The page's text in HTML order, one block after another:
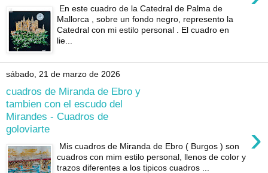
En este cuadro de la Catedral de Palma de
Mallorca , sobre un fondo negro, represento la
Catedral con mi estilo personal . El cuadro en
lie...
sábado, 21 de marzo de 2026
cuadros de Miranda de Ebro y
tambien con el escudo del
Mirandes - Cuadros de
goloviarte
›
Mis cuadros de Miranda de Ebro ( Burgos ) son
cuadros con mim estilo personal, llenos de color y
trazos diferentes a los tipicos cuadros ...